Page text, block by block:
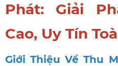
Phát: Giải
Cao, Uy Tín
Giới Thiệu Về Thu